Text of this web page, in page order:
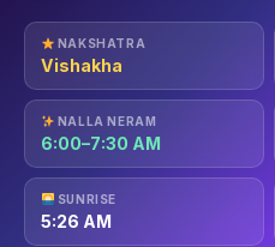
NAKSHATRA
Vishakha
NALLA NERAM
6:00–7:30 AM
SUNRISE
5:26 AM